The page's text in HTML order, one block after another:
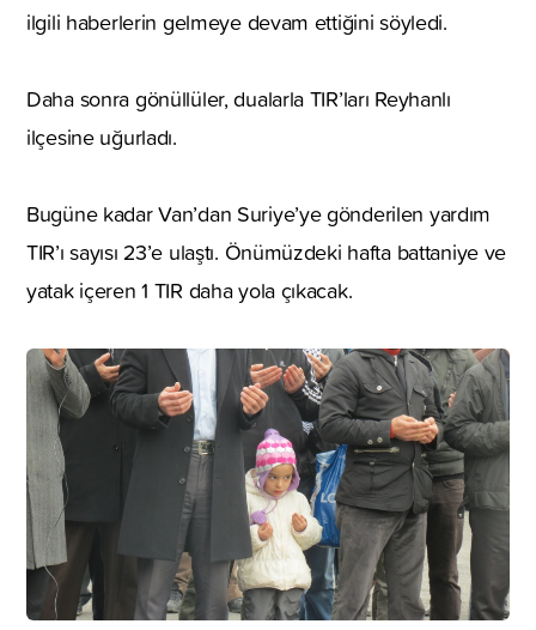
ilgili haberlerin gelmeye devam ettiğini söyledi.
Daha sonra gönüllüler, dualarla TIR’ları Reyhanlı
ilçesine uğurladı.
Bugüne kadar Van’dan Suriye’ye gönderilen yardım
TIR’ı sayısı 23’e ulaştı. Önümüzdeki hafta battaniye ve
yatak içeren 1 TIR daha yola çıkacak.